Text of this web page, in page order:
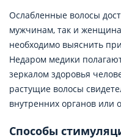
Ослабленные волосы
мужчинам, так и
необходимо выяснить
Недаром медики
зеркалом здоровья
растущие волосы
внутренних органов или
Способы